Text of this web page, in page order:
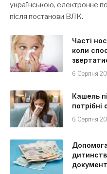
українською, електронне
після постанови ВЛК.
Часті
коли
6 Серпня
Кашель
6 Серпня